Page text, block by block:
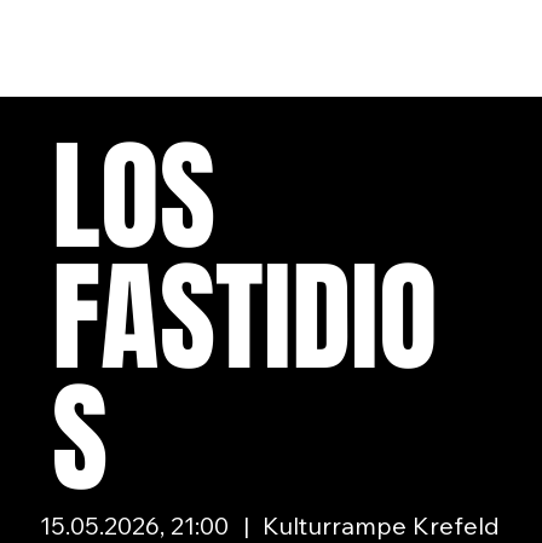
LOS
FASTIDIO
S
15.05.2026, 21:00 | Kulturrampe Krefeld